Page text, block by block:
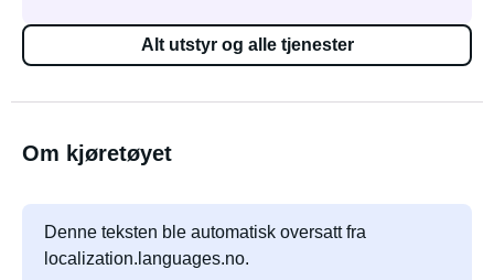
Alt utstyr og alle tjenester
Om kjøretøyet
Denne teksten ble automatisk oversatt fra
localization.languages.no.